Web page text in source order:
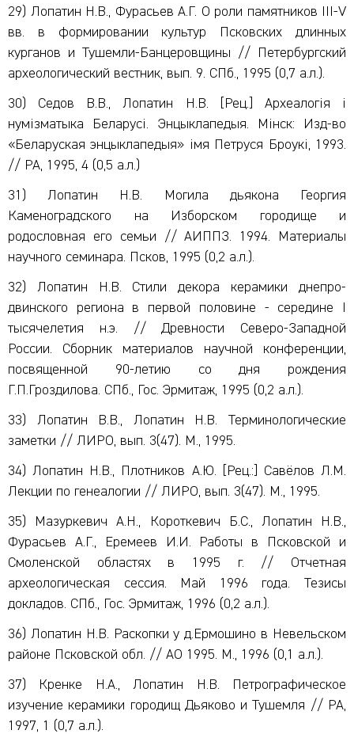
29) Лопатин Н.В., Фурасьев А.Г. О роли памятников III-V
вв. в формировании культур Псковских длинных
курганов и Тушемли-Банцеровщины // Петербургский
археологический вестник, вып. 9. СПб., 1995 (0,7 а.л.).
30) Седов В.В., Лопатин Н.В. [Рец.] Археалогiя i
нумiзматыка Беларусi. Энцыклапедыя. Мiнск: Изд-во
«Беларуская энцыклапедыя» iмя Петруся Броукi, 1993.
// РА, 1995, 4 (0,5 а.л.)
31) Лопатин Н.В. Могила дьякона Георгия
Каменоградского на Изборском городище и
родословная его семьи // АИППЗ. 1994. Материалы
научного семинара. Псков, 1995 (0,2 а.л.).
32) Лопатин Н.В. Стили декора керамики днепро-
двинского региона в первой половине - середине I
тысячелетия н.э. // Древности Северо-Западной
России. Сборник материалов научной конференции,
посвященной 90-летию со дня рождения
Г.П.Гроздилова. СПб., Гос. Эрмитаж, 1995 (0,2 а.л.).
33) Лопатин В.В., Лопатин Н.В. Терминологические
заметки // ЛИРО, вып. 3(47). М., 1995.
34) Лопатин Н.В., Плотников А.Ю. [Рец.:] Савёлов Л.М.
Лекции по генеалогии // ЛИРО, вып. 3(47). М., 1995.
35) Мазуркевич А.Н., Короткевич Б.С., Лопатин Н.В.,
Фурасьев А.Г., Еремеев И.И. Работы в Псковской и
Смоленской областях в 1995 г. // Отчетная
археологическая сессия. Май 1996 года. Тезисы
докладов. СПб., Гос. Эрмитаж, 1996 (0,2 а.л.).
36) Лопатин Н.В. Раскопки у д.Ермошино в Невельском
районе Псковской обл. // АО 1995. М., 1996 (0,1 а.л.).
37) Кренке Н.А., Лопатин Н.В. Петрографическое
изучение керамики городищ Дьяково и Тушемля // РА,
1997, 1 (0,7 а.л.).